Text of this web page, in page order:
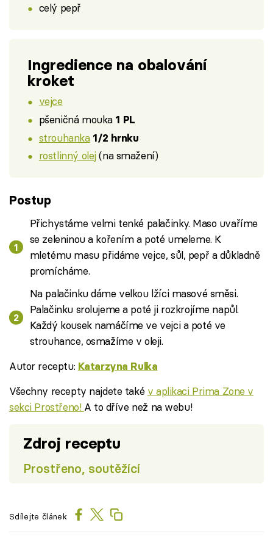
celý pepř
Ingredience na obalování
kroket
vejce
pšeničná mouka 1 PL
strouhanka 1/2 hrnku
rostlinný olej(na smažení)
Postup
Přichystáme velmi tenké palačinky. Maso uvaříme
se zeleninou a kořením a poté umeleme. K
mletému masu přidáme vejce, sůl, pepř a důkladně
promícháme.
Na palačinku dáme velkou lžíci masové směsi.
Palačinku srolujeme a poté ji rozkrojíme napůl.
Každý kousek namáčíme ve vejci a poté ve
strouhance, osmažíme v oleji.
Autor receptu: Katarzyna Rulka
Všechny recepty najdete také v aplikaci Prima Zone v
sekci Prostřeno! A to dříve než na webu!
Zdroj receptu
Prostřeno, soutěžící
Sdílejte článek